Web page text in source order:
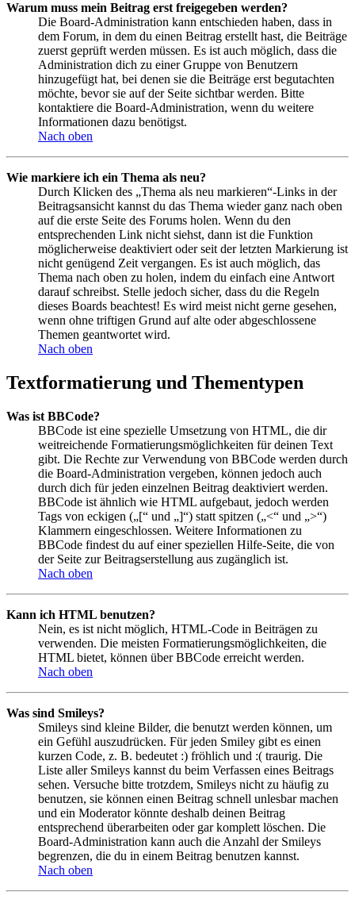
Warum muss mein Beitrag erst freigegeben werden?
Die Board-Administration kann entschieden haben, dass in
dem Forum, in dem du einen Beitrag erstellt hast, die Beiträge
zuerst geprüft werden müssen. Es ist auch möglich, dass die
Administration dich zu einer Gruppe von Benutzern
hinzugefügt hat, bei denen sie die Beiträge erst begutachten
möchte, bevor sie auf der Seite sichtbar werden. Bitte
kontaktiere die Board-Administration, wenn du weitere
Informationen dazu benötigst.
Nach oben
Wie markiere ich ein Thema als neu?
Durch Klicken des „Thema als neu markieren“-Links in der
Beitragsansicht kannst du das Thema wieder ganz nach oben
auf die erste Seite des Forums holen. Wenn du den
entsprechenden Link nicht siehst, dann ist die Funktion
möglicherweise deaktiviert oder seit der letzten Markierung ist
nicht genügend Zeit vergangen. Es ist auch möglich, das
Thema nach oben zu holen, indem du einfach eine Antwort
darauf schreibst. Stelle jedoch sicher, dass du die Regeln
dieses Boards beachtest! Es wird meist nicht gerne gesehen,
wenn ohne triftigen Grund auf alte oder abgeschlossene
Themen geantwortet wird.
Nach oben
Textformatierung und Thementypen
Was ist BBCode?
BBCode ist eine spezielle Umsetzung von HTML, die dir
weitreichende Formatierungsmöglichkeiten für deinen Text
gibt. Die Rechte zur Verwendung von BBCode werden durch
die Board-Administration vergeben, können jedoch auch
durch dich für jeden einzelnen Beitrag deaktiviert werden.
BBCode ist ähnlich wie HTML aufgebaut, jedoch werden
Tags von eckigen („[“ und „]“) statt spitzen („<“ und „>“)
Klammern eingeschlossen. Weitere Informationen zu
BBCode findest du auf einer speziellen Hilfe-Seite, die von
der Seite zur Beitragserstellung aus zugänglich ist.
Nach oben
Kann ich HTML benutzen?
Nein, es ist nicht möglich, HTML-Code in Beiträgen zu
verwenden. Die meisten Formatierungsmöglichkeiten, die
HTML bietet, können über BBCode erreicht werden.
Nach oben
Was sind Smileys?
Smileys sind kleine Bilder, die benutzt werden können, um
ein Gefühl auszudrücken. Für jeden Smiley gibt es einen
kurzen Code, z. B. bedeutet :) fröhlich und :( traurig. Die
Liste aller Smileys kannst du beim Verfassen eines Beitrags
sehen. Versuche bitte trotzdem, Smileys nicht zu häufig zu
benutzen, sie können einen Beitrag schnell unlesbar machen
und ein Moderator könnte deshalb deinen Beitrag
entsprechend überarbeiten oder gar komplett löschen. Die
Board-Administration kann auch die Anzahl der Smileys
begrenzen, die du in einem Beitrag benutzen kannst.
Nach oben